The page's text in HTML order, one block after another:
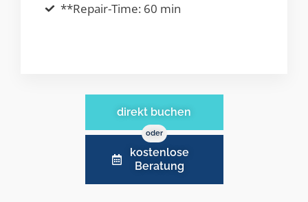
**Repair-Time: 60 min
direkt buchen
oder
kostenlose
Beratung